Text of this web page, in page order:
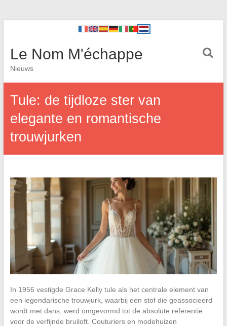
Le Nom M'échappe
Nieuws
Tule: de tijdloze ster van
elegante en romantische
trouwjurken
In 1956 vestigde Grace Kelly tule als het centrale element van
een legendarische trouwjurk, waarbij een stof die geassocieerd
wordt met dans, werd omgevormd tot de absolute referentie
voor de verfijnde bruiloft. Couturiers en modehuizen